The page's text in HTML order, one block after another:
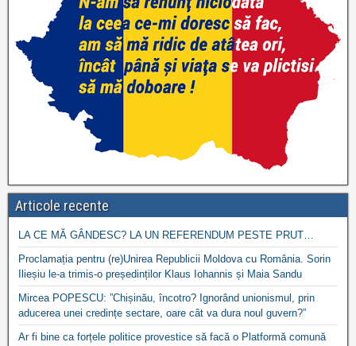
Articole recente
LA CE MĂ GÂNDESC? LA UN REFERENDUM PESTE PRUT…
Proclamația pentru (re)Unirea Republicii Moldova cu România. Sorin
Ilieșiu le-a trimis-o președinților Klaus Iohannis și Maia Sandu
Mircea POPESCU: ”Chișinău, încotro? Ignorând unionismul, prin
aducerea unei credințe sectare, oare cât va dura noul guvern?”
Ar fi bine ca forțele politice provestice să facă o Platformă comună